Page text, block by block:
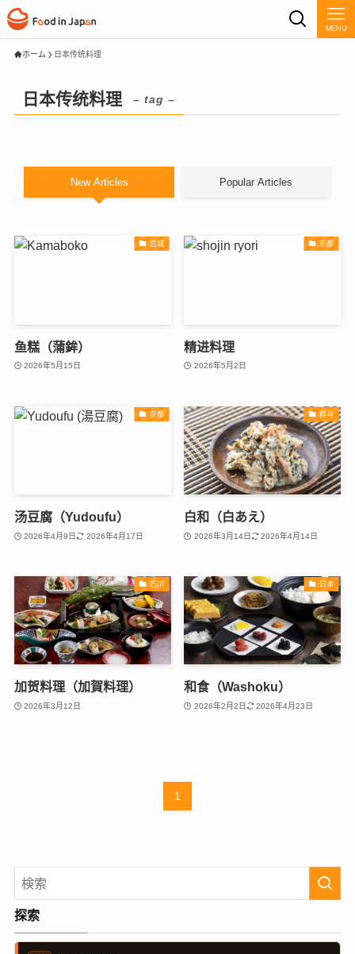
MENU
ホーム 日本传统料理
日本传统料理 – tag –
New Articles Popular Articles
宫城
鱼糕（蒲鉾）
2026年5月15日
京都
精进料理
2026年5月2日
京都
汤豆腐（Yudoufu）
2026年4月9日 2026年4月17日
群马
白和（白あえ）
2026年3月14日 2026年4月14日
石川
加贺料理（加賀料理）
2026年3月12日
日本
和食（Washoku）
2026年2月2日 2026年4月23日
1
探索